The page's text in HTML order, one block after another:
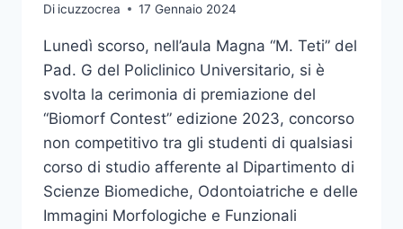
BOAT
Di icuzzocrea 17 Gennaio 2024
Lunedì scorso, nell’aula Magna “M. Teti” del
Pad. G del Policlinico Universitario, si è
svolta la cerimonia di premiazione del
“Biomorf Contest” edizione 2023, concorso
non competitivo tra gli studenti di qualsiasi
corso di studio afferente al Dipartimento di
Scienze Biomediche, Odontoiatriche e delle
Immagini Morfologiche e Funzionali